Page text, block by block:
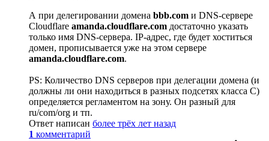
А при делегировании домена bbb.com и DNS-сервере
Cloudflare amanda.cloudflare.com достаточно указать
только имя DNS-сервера. IP-адрес, где будет хоститься
домен, прописывается уже на этом сервере
amanda.cloudflare.com.
PS: Количество DNS серверов при делегации домена (и
должны ли они находиться в разных подсетях класса C)
определяется регламентом на зону. Он разный для
ru/com/org и тп.
Ответ написан более трёх лет назад
1 комментарий